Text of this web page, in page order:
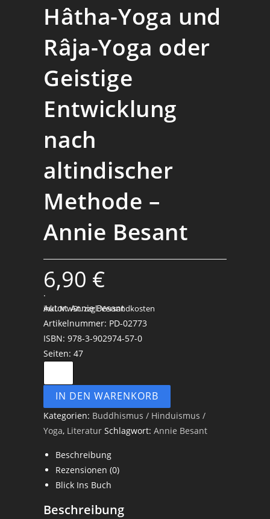
Hâtha-Yoga und
Râja-Yoga oder
Geistige
Entwicklung
nach
altindischer
Methode –
Annie Besant
6,90 €
inkl. MwSt.zzgl. Versandkosten
.
Autor: Annie Besant
Artikelnummer: PD-02773
ISBN: 978-3-902974-57-0
Seiten: 47
IN DEN WARENKORB
Kategorien: Buddhismus / Hinduismus /
Yoga, Literatur Schlagwort:Annie Besant
Beschreibung
Rezensionen (0)
Blick Ins Buch
Beschreibung